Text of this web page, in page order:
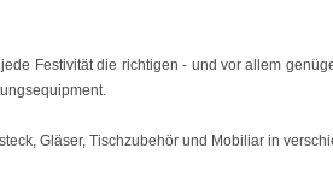
Festivität die richtigen - und vor allem
Gläser, Tischzubehör und Mobiliar in